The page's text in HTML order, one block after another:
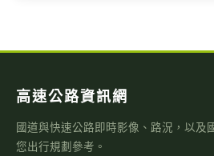
高速公路資訊網
國道與快速公路即時影像、路況，以及
您出行規劃參考。